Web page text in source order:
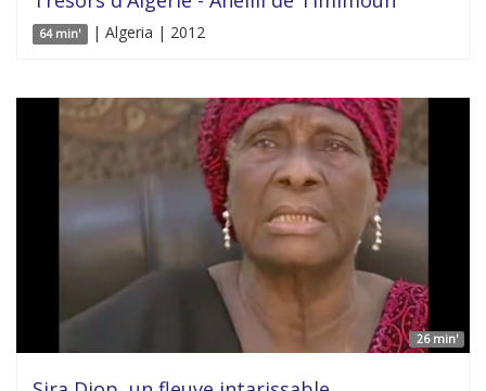
64 min' | Algeria | 2012
26 min'